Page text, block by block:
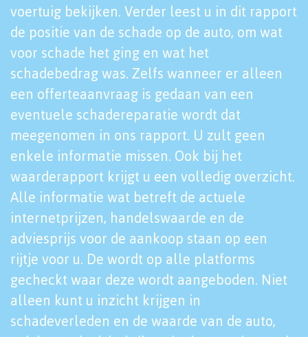
voertuig bekijken. Verder leest u in dit rapport
de positie van de schade op de auto, om wat
voor schade het ging en wat het
schadebedrag was. Zelfs wanneer er alleen
een offerteaanvraag is gedaan van een
eventuele schadereparatie wordt dat
meegenomen in ons rapport. U zult geen
enkele informatie missen. Ook bij het
waarderapport krijgt u een volledig overzicht.
Alle informatie wat betreft de actuele
internetprijzen, handelswaarde en de
adviesprijs voor de aankoop staan op een
rijtje voor u. De wordt op alle platforms
gecheckt waar deze wordt aangeboden. Niet
alleen kunt u inzicht krijgen in
schadeverleden en de waarde van de auto,